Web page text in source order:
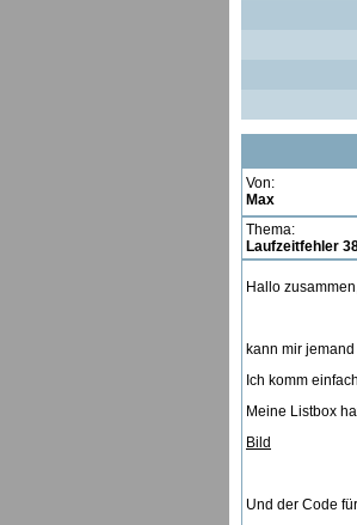
Von:
Max
Thema:
Laufzeitfehler
Hallo
kann mir
Ich komm
Meine Listbox
Bild
Und der Code